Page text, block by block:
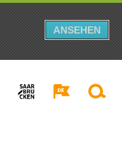
ANSEHEN